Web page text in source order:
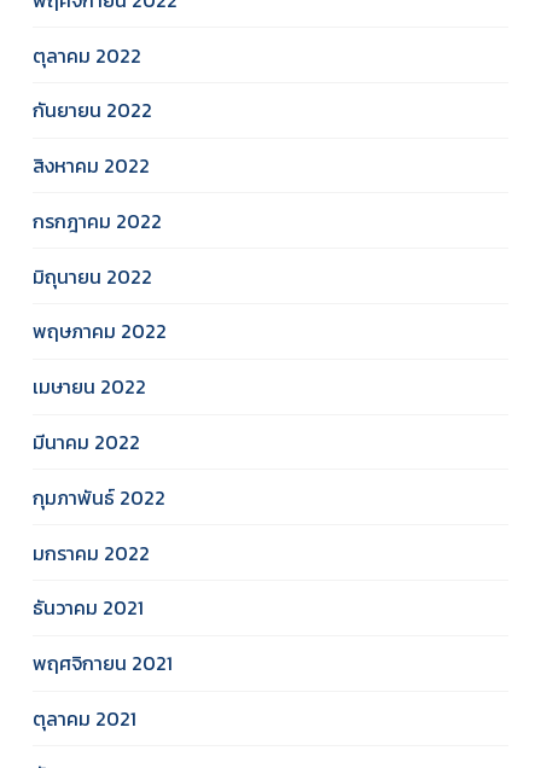
ตุลาคม 2022
กันยายน 2022
สิงหาคม 2022
กรกฎาคม 2022
มิถุนายน 2022
พฤษภาคม 2022
เมษายน 2022
มีนาคม 2022
กุมภาพันธ์ 2022
มกราคม 2022
ธันวาคม 2021
พฤศจิกายน 2021
ตุลาคม 2021